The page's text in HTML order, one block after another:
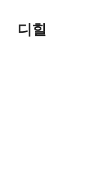
content디힐